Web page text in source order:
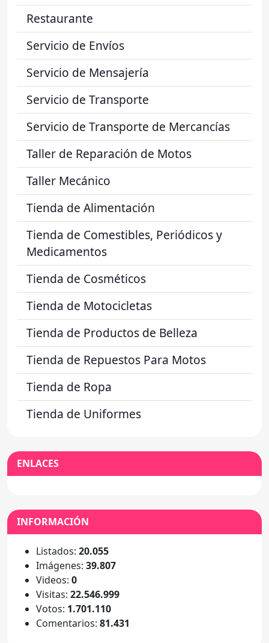
Restaurante
Servicio de Envíos
Servicio de Mensajería
Servicio de Transporte
Servicio de Transporte de Mercancías
Taller de Reparación de Motos
Taller Mecánico
Tienda de Alimentación
Tienda de Comestibles, Periódicos y
Medicamentos
Tienda de Cosméticos
Tienda de Motocicletas
Tienda de Productos de Belleza
Tienda de Repuestos Para Motos
Tienda de Ropa
Tienda de Uniformes
ENLACES
INFORMACIÓN
Listados: 20.055
Imágenes: 39.807
Videos: 0
Visitas: 22.546.999
Votos: 1.701.110
Comentarios: 81.431